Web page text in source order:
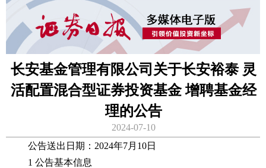
长安基金管理有限公司关于长安裕泰 灵
活配置混合型证券投资基金 增聘基金经
理的公告
2024-07-10
公告送出日期：2024年7月10日
1 公告基本信息